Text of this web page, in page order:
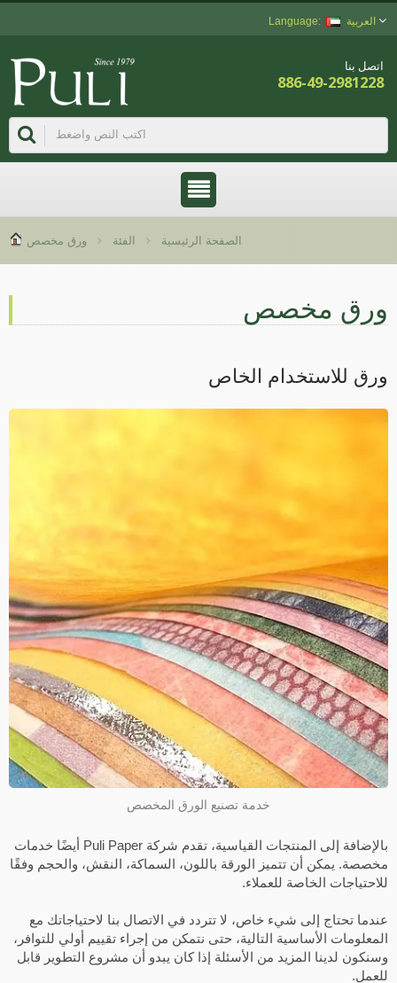
العربية
اتصل بنا
886-49-2981228
الصفحة الرئيسية الفئة ورق مخصص
مخصص
للاستخدام الخاص
خدمة تصنيع الورق المخصص
بالإضافة إلى المنتجات القياسية، تقدم شركة Puli Paper أيضًا خدمات
يمكن أن تتميز الورقة باللون، السماكة، النقش، والحجم وفقًا
الخاصة للعملاء.
تحتاج إلى شيء خاص، لا تتردد في الاتصال بنا لاحتياجاتك مع
الأساسية التالية، حتى نتمكن من إجراء تقييم أولي للتوافر،
لدينا المزيد من الأسئلة إذا كان يبدو أن مشروع التطوير قابل